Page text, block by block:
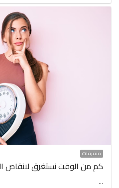
متفرقات
كم من الوقت نستغرق لانقاص
…